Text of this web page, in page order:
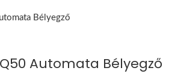
Automata Bélyegző